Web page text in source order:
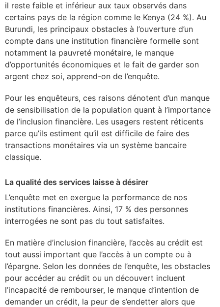
il reste faible et inférieur aux taux observés dans
certains pays de la région comme le Kenya (24 %). Au
Burundi, les principaux obstacles à l’ouverture d’un
compte dans une institution financière formelle sont
notamment la pauvreté monétaire, le manque
d’opportunités économiques et le fait de garder son
argent chez soi, apprend-on de l’enquête.
Pour les enquêteurs, ces raisons dénotent d’un manque
de sensibilisation de la population quant à l’importance
de l’inclusion financière. Les usagers restent réticents
parce qu’ils estiment qu’il est difficile de faire des
transactions monétaires via un système bancaire
classique.
La qualité des services laisse à désirer
L’enquête met en exergue la performance de nos
institutions financières. Ainsi, 17 % des personnes
interrogées ne sont pas du tout satisfaites.
En matière d’inclusion financière, l’accès au crédit est
tout aussi important que l’accès à un compte ou à
l’épargne. Selon les données de l’enquête, les obstacles
pour accéder au crédit ou un découvert incluent
l’incapacité de rembourser, le manque d’intention de
demander un crédit, la peur de s’endetter alors que